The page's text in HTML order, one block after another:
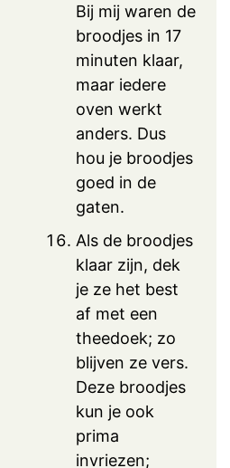
Bij mij waren de
broodjes in 17
minuten klaar,
maar iedere
oven werkt
anders. Dus
hou je broodjes
goed in de
gaten.
Als de broodjes
klaar zijn, dek
je ze het best
af met een
theedoek; zo
blijven ze vers.
Deze broodjes
kun je ook
prima
invriezen;